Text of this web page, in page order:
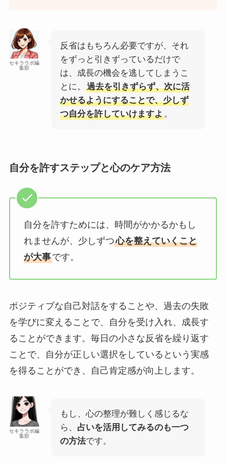
セキララボ編
集部
反省はもちろん必要ですが、それ
をずっと引きずっているだけで
は、成長の機会を逃してしまうこ
とに。
過去を引きずらず、次に活
かせるようにすることで、少しず
つ自分を許していけますよ。
自分を許すステップと心のケア方法
自分を許すためには、時間がかかるかもし
れませんが、少しずつ心を整えていくこと
が大事です。
ポジティブな自己対話をすることや、過去の失敗
を学びに変えることで、自分を受け入れ、成長す
ることができます。毎日の小さな反省を繰り返す
ことで、自分が正しい選択をしているという実感
を得ることができ、自己肯定感が向上します。
セキララボ編
集部
もし、心の整理が難しく感じるな
ら、 占いを活用してみるのも一つ
の方法です。